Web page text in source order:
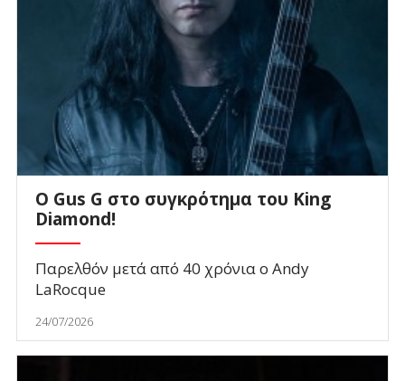
O Gus G στο συγκρότημα του King
Diamond!
Παρελθόν μετά από 40 χρόνια ο Andy
LaRocque
24/07/2026